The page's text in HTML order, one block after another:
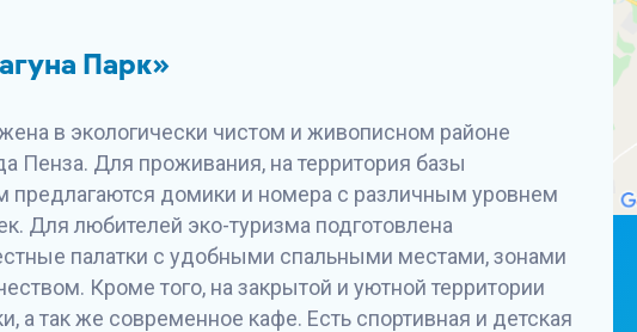
Парк»
в экологически чистом и живописном районе
Пенза. Для проживания, на территория базы
предлагаются домики и номера с различным уровнем
Для любителей эко-туризма подготовлена
палатки с удобными спальными местами, зонами
Кроме того, на закрытой и уютной территории
так же современное кафе. Есть спортивная и детская